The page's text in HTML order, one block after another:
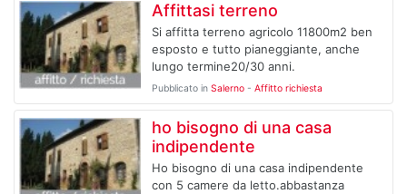
Affittasi terreno
Si affitta terreno agricolo 11800m2 ben
esposto e tutto pianeggiante, anche
lungo termine20/30 anni.
Pubblicato in Salerno- Affitto richiesta
ho bisogno di una casa
indipendente
Ho bisogno di una casa indipendente
con 5 camere da letto.abbastanza